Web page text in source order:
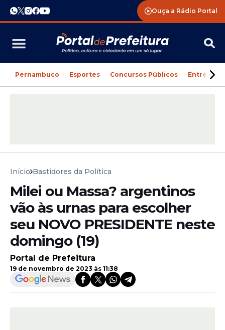
Ouça a Rádio Portal
Pernambuco Esportes Concursos Públicos
Início Bastidores da Política
Milei ou Massa? argentinos
vão às urnas para escolher
seu NOVO PRESIDENTE neste
domingo (19)
Portal de Prefeitura
19 de novembro de 2023 às 11:38